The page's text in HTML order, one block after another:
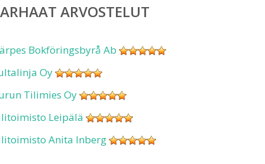
ARVOSTELUT
Bokföringsbyrå Ab
Oy
Tilimies Oy
Leipälä
Anita Inberg